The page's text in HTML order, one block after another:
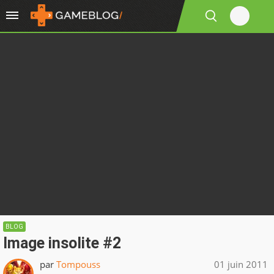
BLOG
Image insolite #2
par Tompouss 01 juin 2011